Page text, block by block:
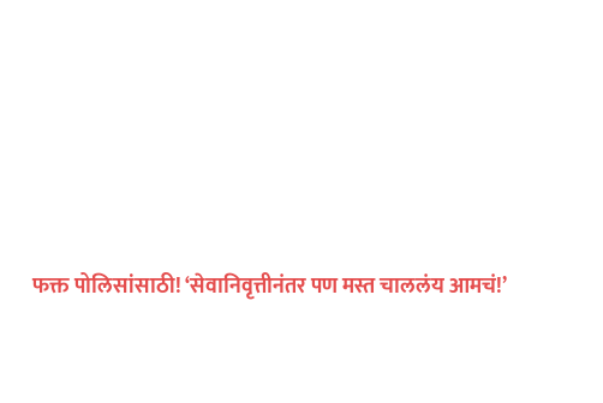
फक्त पोलिसांसाठी! ‘सेवानिवृत्तीनंतर पण मस्त चाललंय आमचं!’